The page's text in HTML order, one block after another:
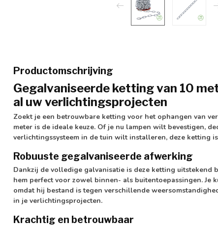
Productomschrijving
Gegalvaniseerde ketting van 10
al uw verlichtingsprojecten
Zoekt je een betrouwbare ketting voor het ophangen van
meter is de ideale keuze. Of je nu lampen wilt bevestigen,
verlichtingssysteem in de tuin wilt installeren, deze ketting
Robuuste gegalvaniseerde afwerking
Dankzij de volledige galvanisatie is deze ketting uitstekend
hem perfect voor zowel binnen- als buitentoepassingen. Je
omdat hij bestand is tegen verschillende
in je verlichtingsprojecten.
Krachtig en betrouwbaar